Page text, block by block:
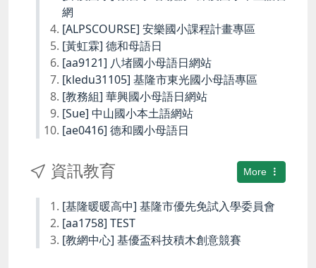
網
[ALPSCOURSE] 安樂國小課程計畫專區
[黃虹霖] 德和母語日
[aa9121] 八堵國小母語日網站
[kledu31105] 基隆市東光國小母語專區
[教務組] 華興國小母語日網站
[Sue] 中山國小本土語網站
[ae0416] 德和國小母語日
More
資訊教育
[基隆暖暖高中] 基隆市優先免試入學委員會
[aa1758] TEST
[教網中心] 基優盃科技積木創意競賽